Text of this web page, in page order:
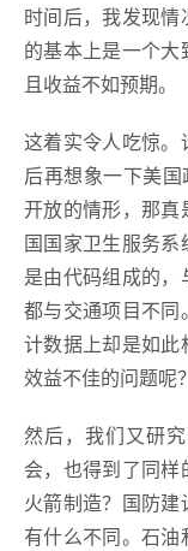
时间后，我发现
的基本上是一个大
且收益不如预期。
这着实令人吃惊
后再想象一下美
开放的情形，那
国国家卫生服务
是由代码组成的
都与交通项目不
计数据上却是如
效益不佳的问题呢？
然后，我们又研
会，也得到了同样
火箭制造？国防
有什么不同。石